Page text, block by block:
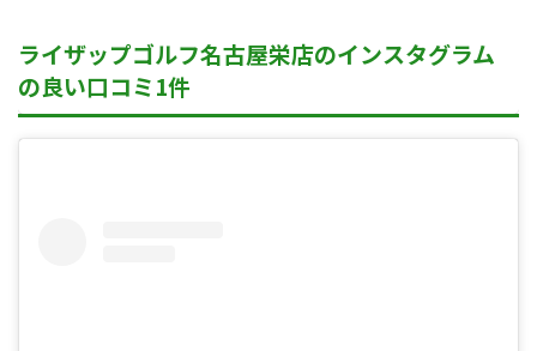
ライザップゴルフ名古屋栄店のインスタグラム
の良い口コミ1件